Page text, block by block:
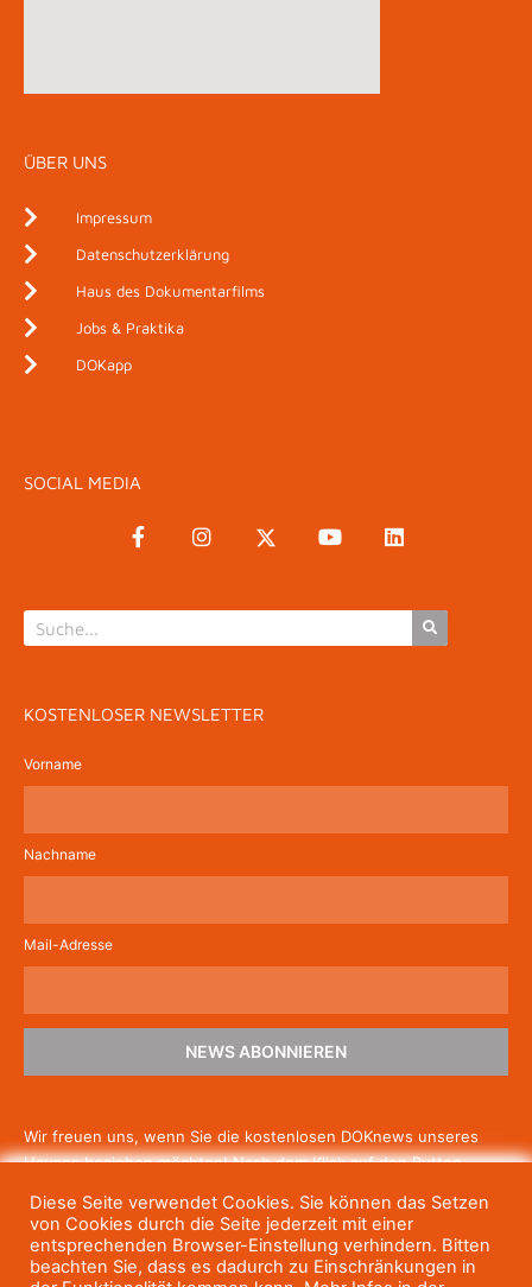
ÜBER UNS
Impressum
Datenschutzerklärung
Haus des Dokumentarfilms
Jobs & Praktika
DOKapp
SOCIAL MEDIA
KOSTENLOSER NEWSLETTER
Vorname
Nachname
Mail-Adresse
NEWS ABONNIEREN
Wir freuen uns, wenn Sie die kostenlosen DOKnews unseres
Hauses beziehen möchten! Nach dem Klick auf den Button
um die Newsletter-Anmeldung abzuschließen. Wenn Sie unsere
Gratis-News irgendwann nicht mehr erhalten wollen, können
Siesich jederzeit einfach wieder abmelden.
Diese Seite verwendet Cookies. Sie können das Setzen
von Cookies durch die Seite jederzeit mit einer
entsprechenden Browser-Einstellung verhindern. Bitten
beachten Sie, dass es dadurch zu Einschränkungen in